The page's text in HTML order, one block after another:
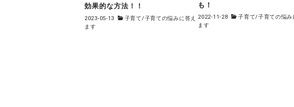
効果的な方法！！
2023-05-13 子育て/子育ての悩みに答え
ます
も！
2022-11-28 子育て/子育ての悩み
ます